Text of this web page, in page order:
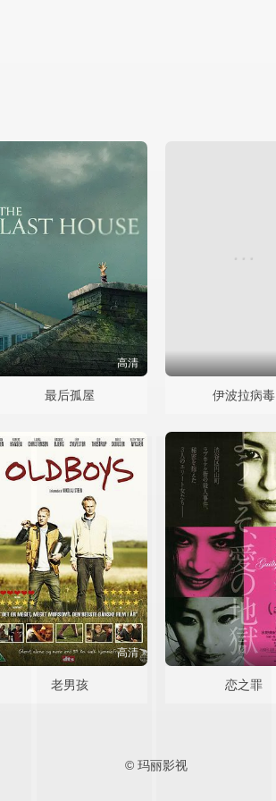
高清
最后孤屋 伊波拉病毒
高清
老男孩 恋之罪
© 玛丽影视